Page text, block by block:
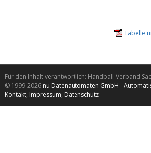
Tabelle
Für den Inhalt verantwortlich: Handball-Verband
© 1999-2026 nu Datenautomaten GmbH -
Kontakt, Impressum, Datenschutz